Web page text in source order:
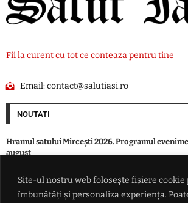
Site-ul nostru web folosește fișiere cookie
îmbunătăți și personaliza experiența.
Fii la curent cu tot ce conteaza pentru tine
Email:contact@salutiasi.ro
NOUTATI
Hramul satului Mircești 2026. Programul
august
Avertisment: Căldura extremă ar putea șterge
economică a Europei în 2026. Pierderi de până la